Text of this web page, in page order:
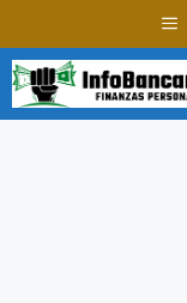
al
contenido